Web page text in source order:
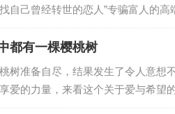
自己曾经转世的恋人”专骗富人的高
都有一棵樱桃树
树准备自尽，结果发生了令人意想
爱的力量，来看这个关于爱与希望